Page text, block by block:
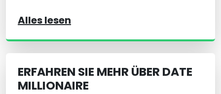
Alles lesen
ERFAHREN SIE MEHR ÜBER DATE
MILLIONAIRE